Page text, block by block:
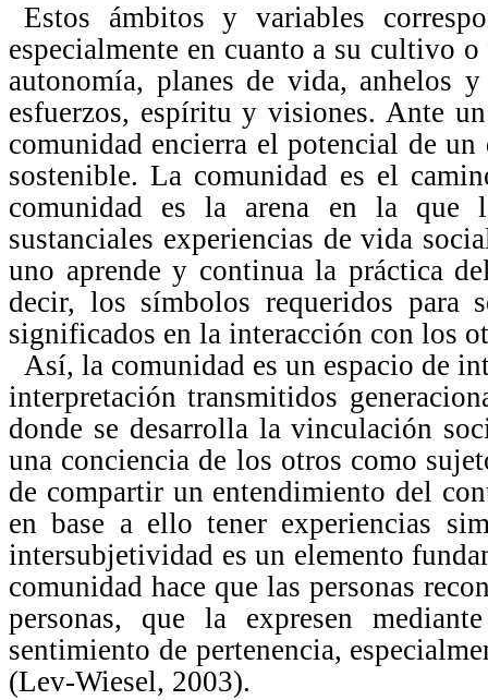
Estos ámbitos y variables
especialmente en cuanto a su cultivo
autonomía, planes de vida, anhelos
esfuerzos, espíritu y visiones. Ante
comunidad encierra el potencial de
sostenible. La comunidad es el
comunidad es la arena en la que
sustanciales experiencias de vida
uno aprende y continua la práctica
decir, los símbolos requeridos para
significados en la interacción con los
Así, la comunidad es un espacio de
interpretación transmitidos
donde se desarrolla la vinculación
una conciencia de los otros como
de compartir un entendimiento del
en base a ello tener experiencias
intersubjetividad es un elemento
comunidad hace que las personas
personas, que la expresen
sentimiento de pertenencia,
(Lev-Wiesel, 2003).